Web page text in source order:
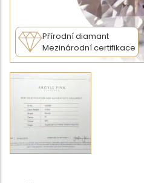
Přírodní diamant
Mezinárodní certifikace